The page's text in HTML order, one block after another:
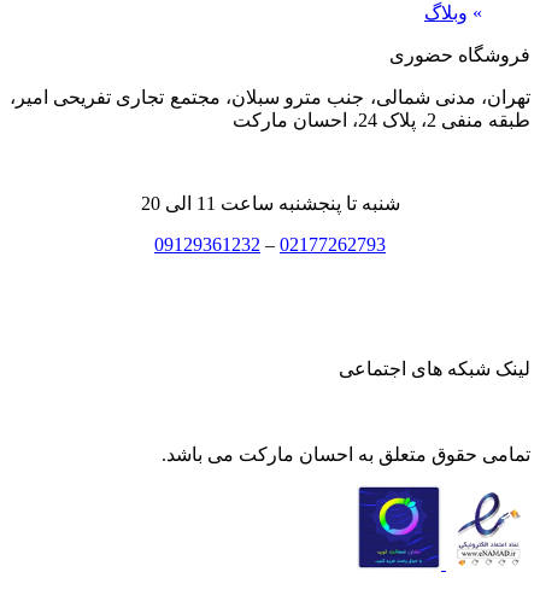
» وبلاگ
فروشگاه حضوری
تهران، مدنی شمالی، جنب مترو سبلان، مجتمع تجاری تفریحی امیر،
طبقه منفی 2، پلاک 24، احسان مارکت
شنبه تا پنجشنبه ساعت 11 الی 20
02177262793
–
09129361232
لینک شبکه های اجتماعی
تمامی حقوق متعلق به احسان مارکت می باشد.